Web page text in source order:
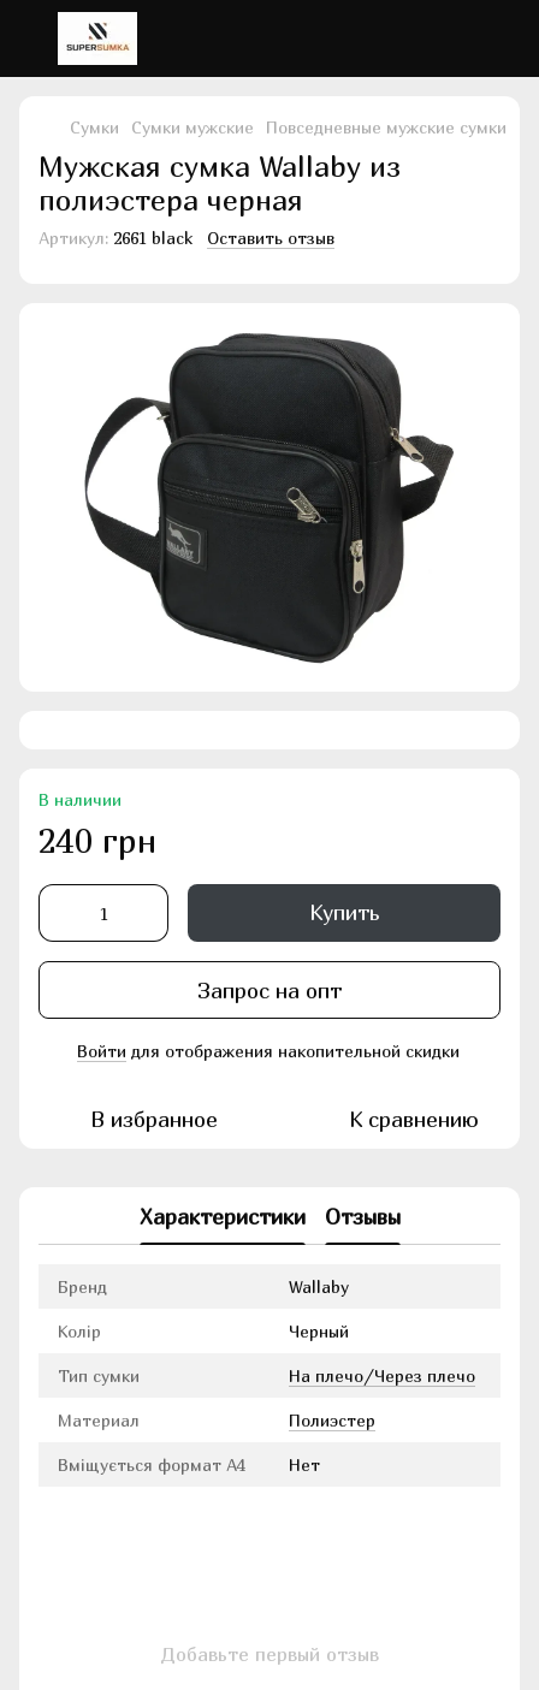
Сумки Сумки мужские Повседневные мужские сумки
Мужская сумка Wallaby из
полиэстера черная
Артикул: 2661 black Оставить отзыв
В наличии
240 грн
Купить
Запрос на опт
Войти для отображения накопительной скидки
В избранное К сравнению
Характеристики Отзывы
Бренд Wallaby
Колір Черный
Тип сумки На плечо/Через плечо
Материал Полиэстер
Вміщується формат А4 Нет
Добавьте первый отзыв